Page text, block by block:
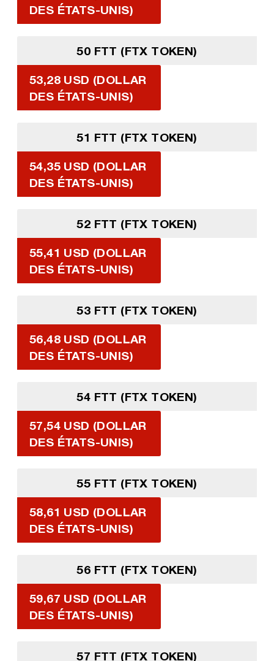
DES ÉTATS-UNIS)
50 FTT (FTX TOKEN)
53,28 USD (DOLLAR
DES ÉTATS-UNIS)
51 FTT (FTX TOKEN)
54,35 USD (DOLLAR
DES ÉTATS-UNIS)
52 FTT (FTX TOKEN)
55,41 USD (DOLLAR
DES ÉTATS-UNIS)
53 FTT (FTX TOKEN)
56,48 USD (DOLLAR
DES ÉTATS-UNIS)
54 FTT (FTX TOKEN)
57,54 USD (DOLLAR
DES ÉTATS-UNIS)
55 FTT (FTX TOKEN)
58,61 USD (DOLLAR
DES ÉTATS-UNIS)
56 FTT (FTX TOKEN)
59,67 USD (DOLLAR
DES ÉTATS-UNIS)
57 FTT (FTX TOKEN)